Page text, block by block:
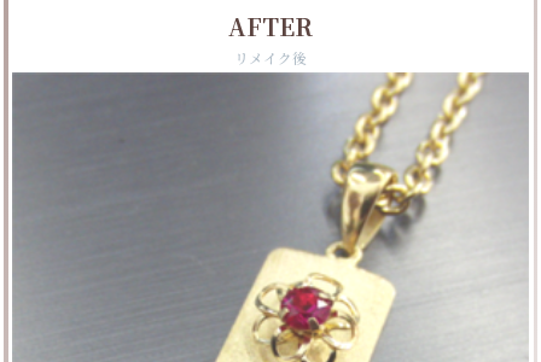
AFTER
リメイク後